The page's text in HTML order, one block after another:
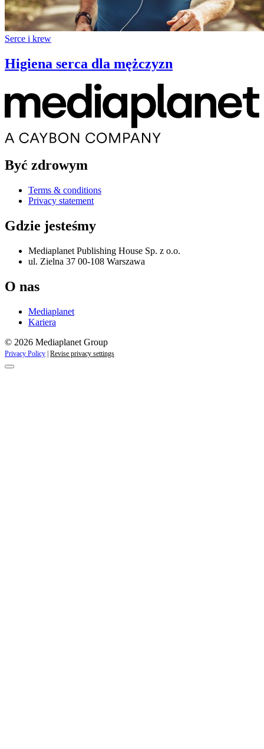
Serce i krew
Higiena serca dla mężczyzn
Być zdrowym
Terms & conditions
Privacy statement
Gdzie jesteśmy
Mediaplanet Publishing House Sp. z o.o.
ul. Zielna 37 00-108 Warszawa
O nas
Mediaplanet
Kariera
© 2026 Mediaplanet Group
Privacy Policy | Revise privacy settings